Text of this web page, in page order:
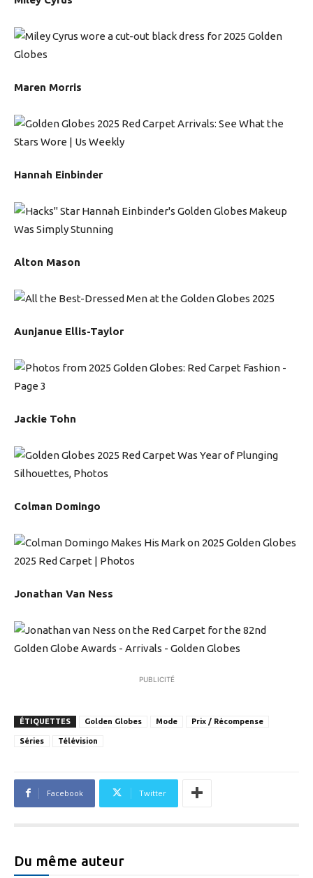
Maren Morris
Hannah Einbinder
Alton Mason
Aunjanue Ellis-Taylor
Jackie Tohn
Colman Domingo
Jonathan Van Ness
PUBLICITÉ
ÉTIQUETTES Golden Globes Mode Prix / Récompense
Séries Télévision
Facebook Twitter
Du même auteur